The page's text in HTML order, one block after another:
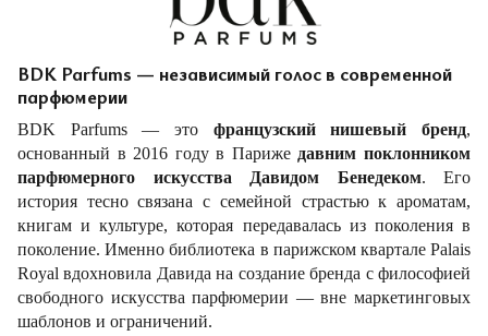
BDK Parfums — независимый голос в современной
парфюмерии
BDK Parfums — это французский нишевый бренд,
основанный в 2016 году в Париже давним поклонником
парфюмерного искусства Давидом Бенедеком. Его
история тесно связана с семейной страстью к ароматам,
книгам и культуре, которая передавалась из поколения в
поколение. Именно библиотека в парижском квартале Palais
Royal вдохновила Давида на создание бренда с философией
свободного искусства парфюмерии — вне маркетинговых
шаблонов и ограничений.